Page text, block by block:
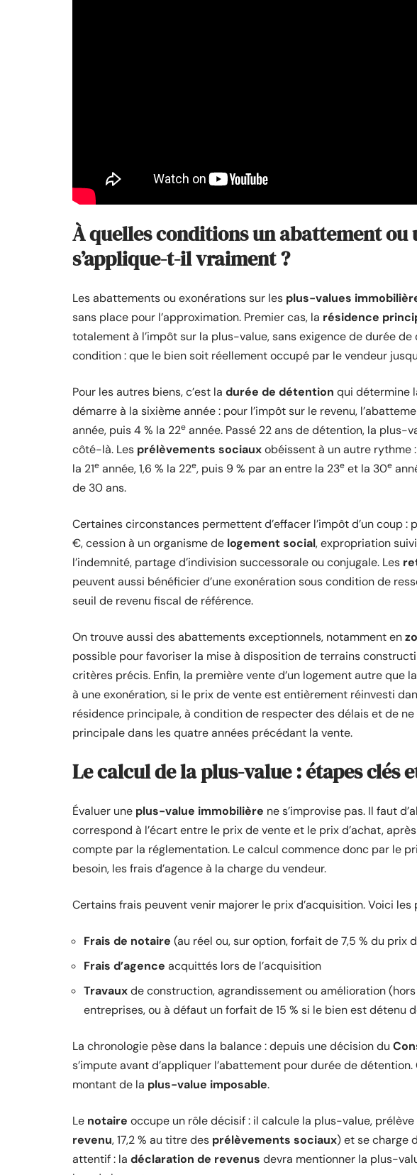
À quelles conditions un abattement ou
s’applique-t-il vraiment ?
Les abattements ou exonérations sur les plus-values
sans place pour l’approximation. Premier cas, la résidence
totalement à l’impôt sur la plus-value, sans exigence de durée
condition : que le bien soit réellement occupé par le vendeur
Pour les autres biens, c’est la durée de détention qui détermine
démarre à la sixième année : pour l’impôt sur le revenu,
année, puis 4 % la 22e année. Passé 22 ans de détention, la plus-
côté-là. Les prélèvements sociauxobéissent à un autre rythme
la 21e année, 1,6 % la 22e, puis 9 % par an entre la 23e et la 30e
de 30 ans.
Certaines circonstances permettent d’effacer l’impôt d’un coup
€, cession à un organisme de logement social, expropriation
l’indemnité, partage d’indivision successorale ou conjugale. Les
peuvent aussi bénéficier d’une exonération sous condition de
seuil de revenu fiscal de référence.
On trouve aussi des abattements exceptionnels, notamment en
possible pour favoriser la mise à disposition de terrains
critères précis. Enfin, la première vente d’un logement autre que
à une exonération, si le prix de vente est entièrement réinvesti
résidence principale, à condition de respecter des délais et de
principale dans les quatre années précédant la vente.
Le calcul de la plus-value : étapes clés
Évaluer une plus-value immobilière ne s’improvise pas. Il faut
correspond à l’écart entre le prix de vente et le prix d’achat,
compte par la réglementation. Le calcul commence donc par le
besoin, les frais d’agence à la charge du vendeur.
Certains frais peuvent venir majorer le prix d’acquisition. Voici
Frais de notaire (au réel ou, sur option, forfait de 7,5 % du prix
Frais d’agence acquittés lors de l’acquisition
Travauxde construction, agrandissement ou amélioration
entreprises, ou à défaut un forfait de 15 % si le bien est détenu
La chronologie pèse dans la balance : depuis une décision du
s’impute avant d’appliquer l’abattement pour durée de
montant de la plus-value imposable.
Le notaire occupe un rôle décisif : il calcule la plus-value, prélève
revenu, 17,2 % au titre des prélèvements sociaux) et se charge
attentif : la déclaration de revenus devra mentionner la plus-